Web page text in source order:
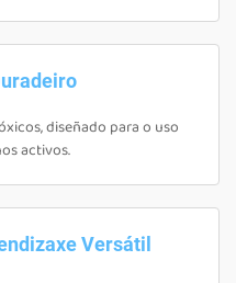
diseñado para o uso
activos.
Versátil